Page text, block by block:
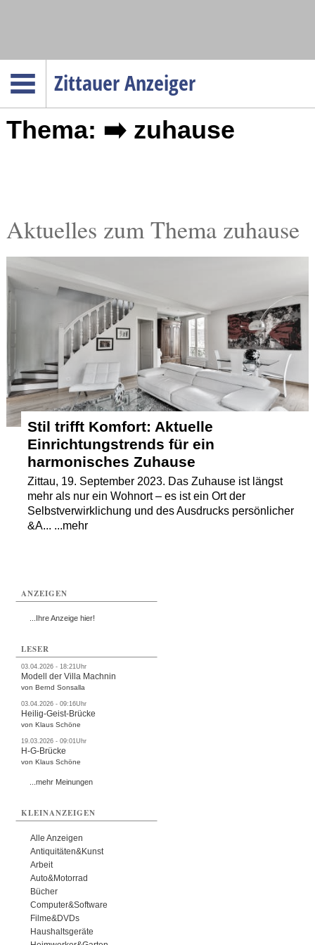
Zittauer Anzeiger
Menüpunkte
Startseite
Verkehr
Kultur
Kostenlos
Thema: ➡️ zuhause
Aktuelles zum Thema zuhause
Stil trifft Komfort: Aktuelle
Einrichtungstrends für ein
harmonisches Zuhause
Zittau, 19. September 2023. Das Zuhause ist längst
mehr als nur ein Wohnort – es ist ein Ort der
Selbstverwirklichung und des Ausdrucks persönlicher
&A... ...mehr
ANZEIGEN
...Ihre Anzeige hier!
LESER
03.04.2026 - 18:21Uhr
Modell der Villa Machnin
von Bernd Sonsalla
03.04.2026 - 09:16Uhr
Heilig-Geist-Brücke
von Klaus Schöne
19.03.2026 - 09:01Uhr
H-G-Brücke
von Klaus Schöne
...mehr Meinungen
KLEINANZEIGEN
Alle Anzeigen
Antiquitäten&Kunst
Arbeit
Auto&Motorrad
Bücher
Computer&Software
Filme&DVDs
Haushaltsgeräte